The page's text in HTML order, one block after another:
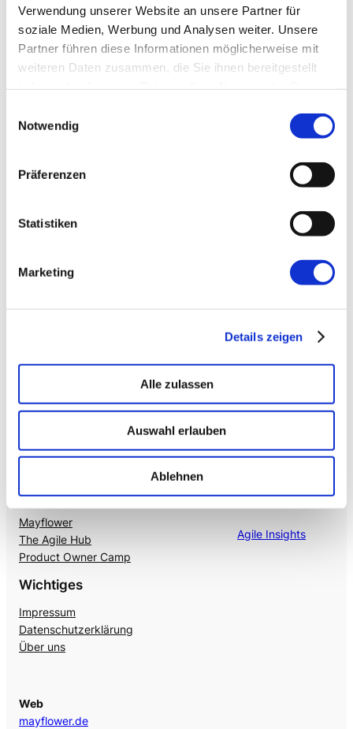
Verwendung unserer Website an unsere Partner für
soziale Medien, Werbung und Analysen weiter. Unsere
Partner führen diese Informationen möglicherweise mit
weiteren Daten zusammen, die Sie ihnen bereitgestellt
Notwendig
Präferenzen
Statistiken
Marketing
Details zeigen
Alle zulassen
Auswahl erlauben
Ablehnen
mAIstack → FOUNDATION
Amicable
Enterprise VoiceAI
Mehr von uns
Mayflower
The Agile Hub
Product Owner Camp
Nützliches
Agile Insights
Wichtiges
Impressum
Datenschutzerklärung
Über uns
Web
mayflower.de